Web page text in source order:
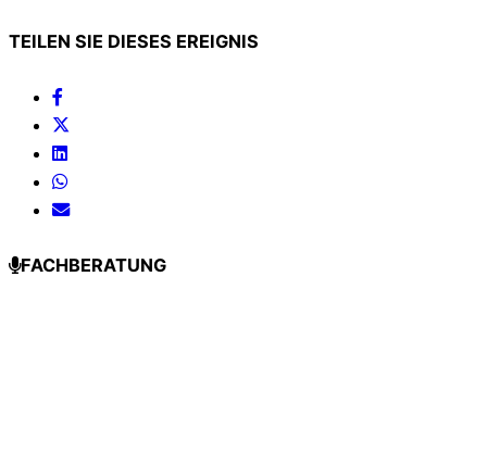
TEILEN SIE DIESES EREIGNIS
FACHBERATUNG